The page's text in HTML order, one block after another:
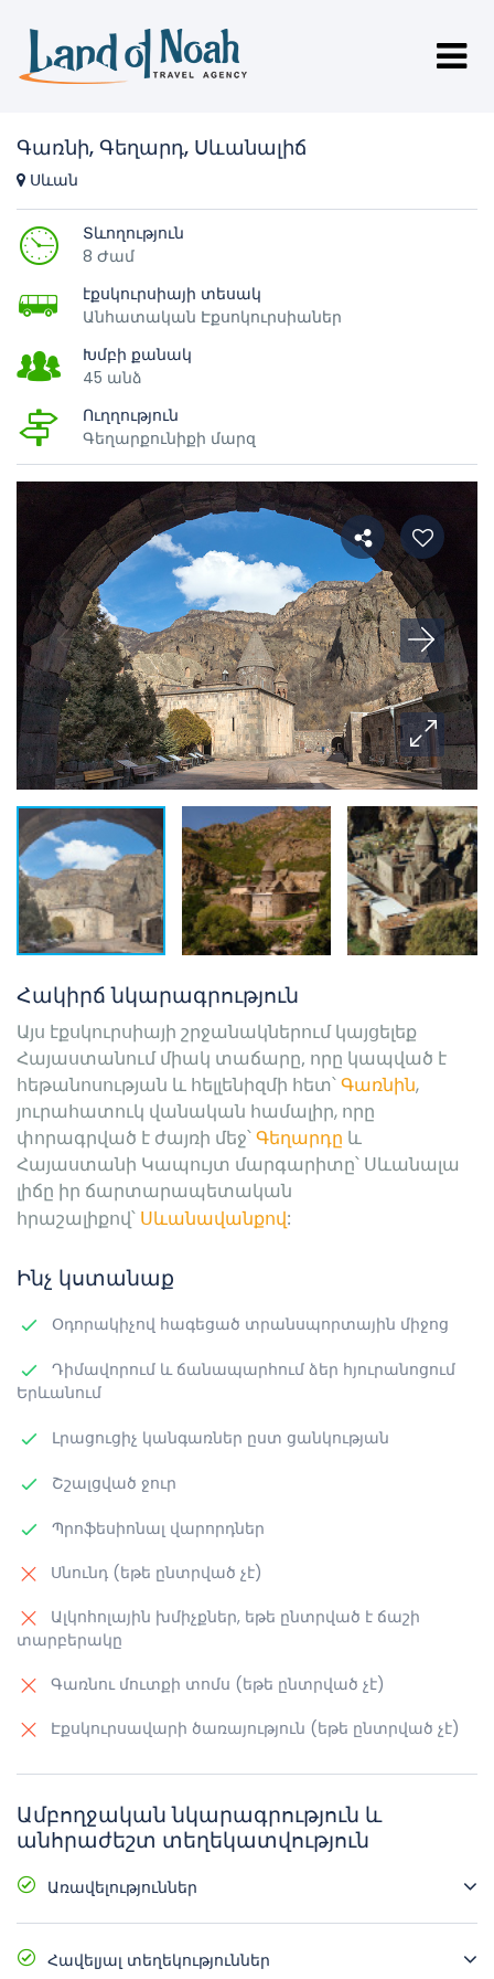
Գառնի, Գեղարդ, Սևանալիճ
Սևան
Տևողություն
8 Ժամ
էքսկուրսիայի տեսակ
Անհատական Էքսոկուրսիաներ
Խմբի քանակ
45 անձ
Ուղղություն
Գեղարքունիքի մարզ
Հակիրճ նկարագրություն
Այս էքսկուրսիայի շրջանակներում կայցելեք
Հայաստանում միակ տաճարը, որը կապված է
հեթանոսության և հելլենիզմի հետ՝Գառնին
յուրահատուկ վանական համալիր, որը
փորագրված է ժայռի մեջ՝ Գեղարդը և
Հայաստանի Կապույտ մարգարիտը՝ Սևանալա
լիճը իր ճարտարապետական
հրաշալիքով՝ Սևանավանքով:
Ինչ կստանաք
Օդորակիչով հագեցած տրանսպորտային միջոց
Դիմավորում և ճանապարհում ձեր հյուրանոցում
Երևանում
Լրացուցիչ կանգառներ ըստ ցանկության
Շշալցված ջուր
Պրոֆեսիոնալ վարորդներ
Սնունդ (եթե ընտրված չէ)
Ալկոհոլային խմիչքներ, եթե ընտրված է ճաշի
տարբերակը
Գառնու մուտքի տոմս (եթե ընտրված չէ)
Էքսկուրսավարի ծառայություն (եթե ընտրված չէ)
Ամբողջական նկարագրություն և
անհրաժեշտ տեղեկատվություն
Առավելություններ
տրանսպորտային միջոցներ
Հավելյալ տեղեկություններ